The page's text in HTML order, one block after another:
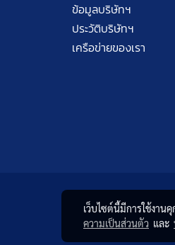
ข้อมูลบริษัทฯ
ประวัติบริษัทฯ
เครือข่ายของเรา
เว็บไซต์นี้มีการใช้งาน
ความเป็นส่วนตัว และ